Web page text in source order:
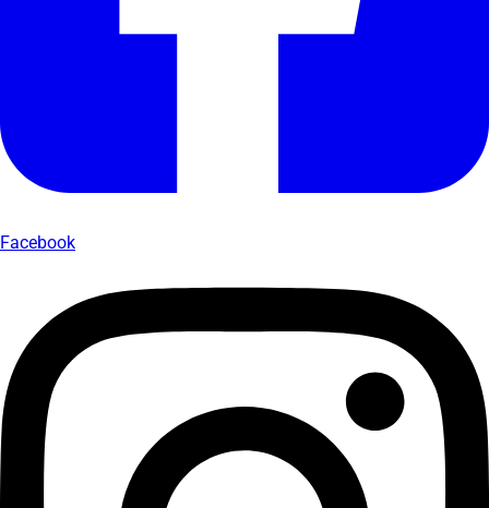
Facebook